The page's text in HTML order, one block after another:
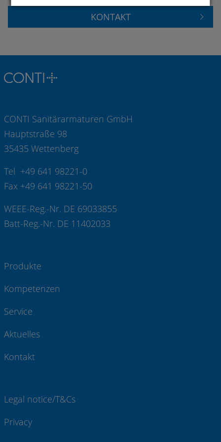
KONTAKT
CONTI Sanitärarmaturen GmbH
Hauptstraße 98
35435 Wettenberg
Tel +49 641 98221-0
Fax +49 641 98221-50
WEEE-Reg.-Nr. DE 69033855
Batt-Reg.-Nr. DE 11402033
Produkte
Kompetenzen
Service
Aktuelles
Kontakt
Legal notice/T&Cs
Privacy